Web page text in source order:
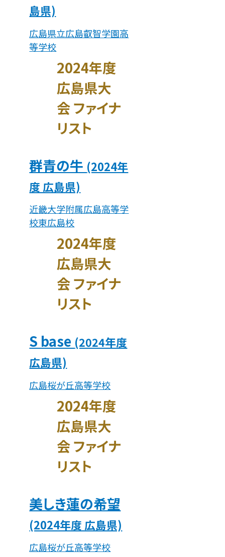
島県)
広島県立広島叡智学園高
等学校
2024年度
広島県大
会 ファイナ
リスト
群青の牛 (2024年
度 広島県)
近畿大学附属広島高等学
校東広島校
2024年度
広島県大
会 ファイナ
リスト
S base (2024年度
広島県)
広島桜が丘高等学校
2024年度
広島県大
会 ファイナ
リスト
美しき蓮の希望
(2024年度 広島県)
広島桜が丘高等学校